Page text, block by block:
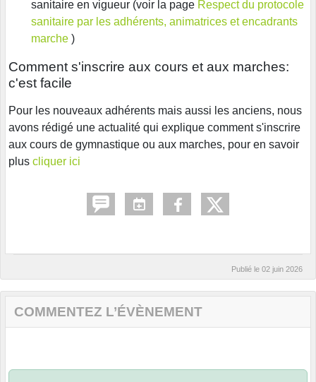
sanitaire en vigueur (voir la page Respect du protocole
sanitaire par les adhérents, animatrices et encadrants
marche )
Comment s'inscrire aux cours et aux marches:
c'est facile
Pour les nouveaux adhérents mais aussi les anciens, nous
avons rédigé une actualité qui explique comment s'inscrire
aux cours de gymnastique ou aux marches, pour en savoir
plus cliquer ici
Publié le 02 juin 2026
COMMENTEZ L’ÉVÈNEMENT